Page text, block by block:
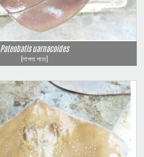
Pateobatis uarnacoides
(শাপলা পাতা)